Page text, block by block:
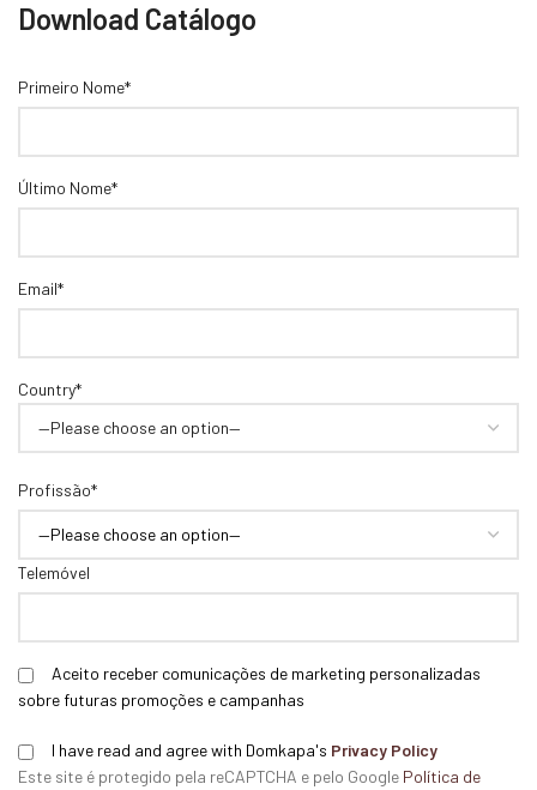
Download Catálogo
Primeiro Nome*
Último Nome*
Email*
Country*
Profissão*
Telemóvel
Aceito receber comunicações de marketing personalizadas
sobre futuras promoções e campanhas
I have read and agree with Domkapa's Privacy Policy
Este site é protegido pela reCAPTCHA e pelo Google Política de